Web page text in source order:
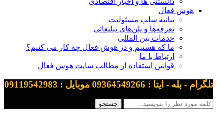
هوش فعال
بیانیه سلب مسئولیت
تعرفه‌ها و پلن‌های تبلیغاتی
خدمات بین المللی
ما که هستیم و در هوش فعال چه کار می کنیم؟
ارتباط با ما
قوانین استفاده از مطالب سایت هوش فعال
تلگرام - بله - ایتا : 09364549266 موبایل : 09119542983